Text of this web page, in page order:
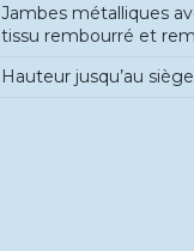
Jambes métalliques
tissu rembourré et
Hauteur jusqu’au